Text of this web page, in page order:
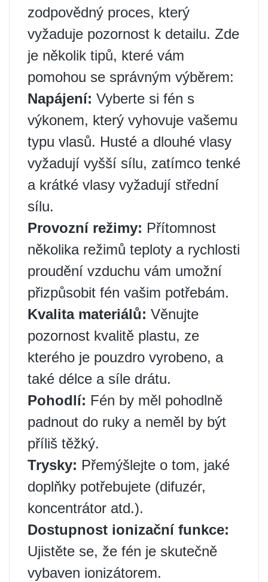
zodpovědný proces, který
vyžaduje pozornost k detailu. Zde
je několik tipů, které vám
pomohou se správným výběrem:
Napájení: Vyberte si fén s
výkonem, který vyhovuje vašemu
typu vlasů. Husté a dlouhé vlasy
vyžadují vyšší sílu, zatímco tenké
a krátké vlasy vyžadují střední
sílu.
Provozní režimy: Přítomnost
několika režimů teploty a rychlosti
proudění vzduchu vám umožní
přizpůsobit fén vašim potřebám.
Kvalita materiálů: Věnujte
pozornost kvalitě plastu, ze
kterého je pouzdro vyrobeno, a
také délce a síle drátu.
Pohodlí: Fén by měl pohodlně
padnout do ruky a neměl by být
příliš těžký.
Trysky: Přemýšlejte o tom, jaké
doplňky potřebujete (difuzér,
koncentrátor atd.).
Dostupnost ionizační funkce:
Ujistěte se, že fén je skutečně
vybaven ionizátorem.